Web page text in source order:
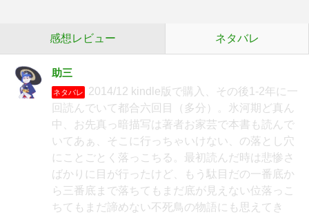
感想レビュー ネタバレ
助三
ネタバレ
2014/12 kindle版で購入、その後1-2年に一
回読んでいて都合六回目（多分）。氷河期ど真ん
中、お先真っ暗描写は著者お家芸で本書も読んで
いてあぁ、そこに行っちゃいけない、の落とし穴
にことごとく落っこちる。最初読んだ時は悲惨さ
ばかりに目が行ったけど、もう駄目だの一番底か
ら三番底まで落ちてもまだ底が見えない位落っこ
ちてもまだ諦めない不死鳥の物語にも思えてき